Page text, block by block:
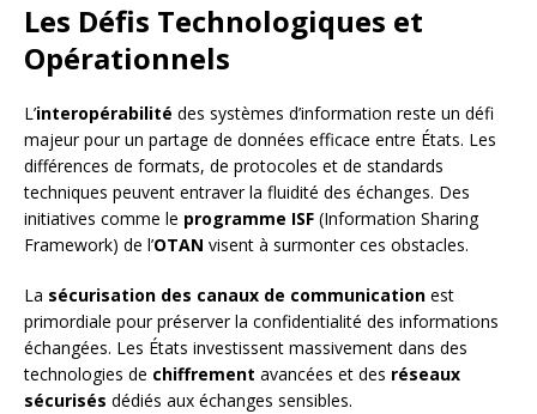
Les Défis Technologiques et
Opérationnels
L’interopérabilité des systèmes d’information reste un défi
majeur pour un partage de données efficace entre États. Les
différences de formats, de protocoles et de standards
techniques peuvent entraver la fluidité des échanges. Des
initiatives comme le programme ISF (Information Sharing
Framework) de l’OTAN visent à surmonter ces obstacles.
La sécurisation des canaux de communication est
primordiale pour préserver la confidentialité des informations
échangées. Les États investissent massivement dans des
technologies de chiffrement avancées et des réseaux
sécurisés dédiés aux échanges sensibles.